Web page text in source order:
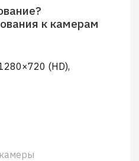
к камерам
(HD),